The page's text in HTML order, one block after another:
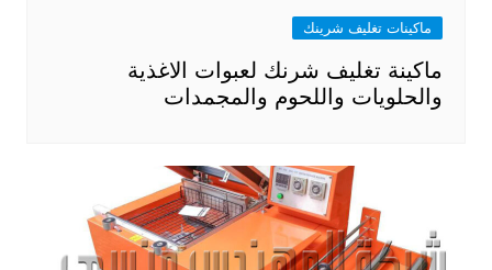
ماكينات تغليف شرينك
ماكينة تغليف شرنك لعبوات الاغذية
والحلويات واللحوم والمجمدات